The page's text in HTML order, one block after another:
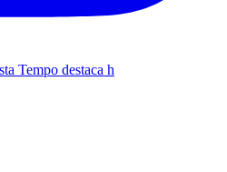
Tempo destaca h